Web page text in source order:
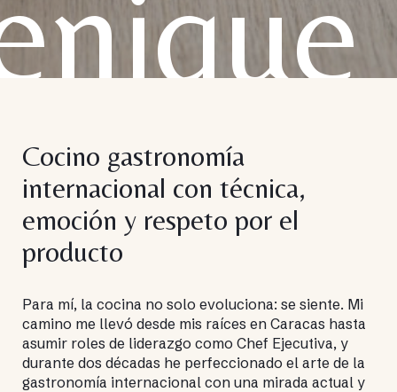
Cocino gastronomía
internacional con técnica,
emoción y respeto por el
producto
Para mí, la cocina no solo evoluciona: se siente. Mi
camino me llevó desde mis raíces en Caracas hasta
asumir roles de liderazgo como Chef Ejecutiva, y
durante dos décadas he perfeccionado el arte de la
gastronomía internacional con una mirada actual y